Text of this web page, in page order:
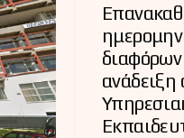
ανάδειξη